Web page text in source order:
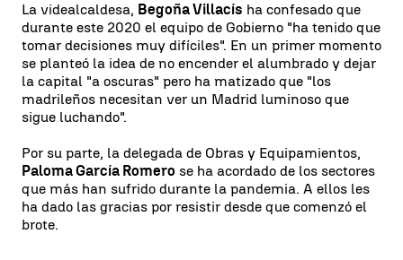
La videalcaldesa, Begoña Villacís ha confesado que
durante este 2020 el equipo de Gobierno "ha tenido que
tomar decisiones muy difíciles". En un primer momento
se planteó la idea de no encender el alumbrado y dejar
la capital "a oscuras" pero ha matizado que "los
madrileños necesitan ver un Madrid luminoso que
sigue luchando".
Por su parte, la delegada de Obras y Equipamientos,
Paloma García Romero se ha acordado de los sectores
que más han sufrido durante la pandemia. A ellos les
ha dado las gracias por resistir desde que comenzó el
brote.